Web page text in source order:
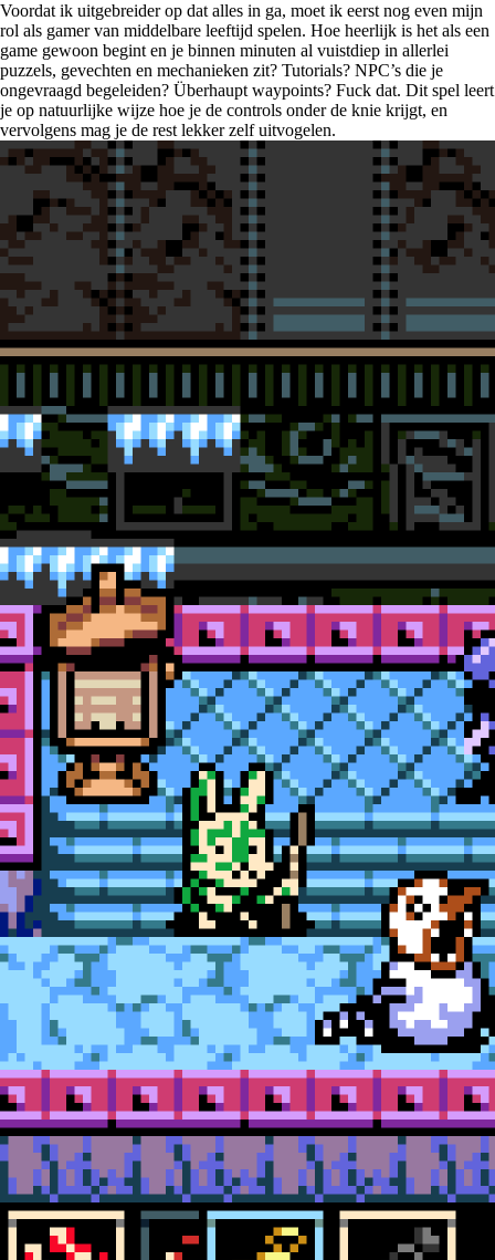
Voordat ik uitgebreider op dat alles in ga, moet ik eerst nog even mijn
rol als gamer van middelbare leeftijd spelen. Hoe heerlijk is het als een
game gewoon begint en je binnen minuten al vuistdiep in allerlei
puzzels, gevechten en mechanieken zit? Tutorials? NPC’s die je
ongevraagd begeleiden? Überhaupt waypoints? Fuck dat. Dit spel leert
je op natuurlijke wijze hoe je de controls onder de knie krijgt, en
vervolgens mag je de rest lekker zelf uitvogelen.